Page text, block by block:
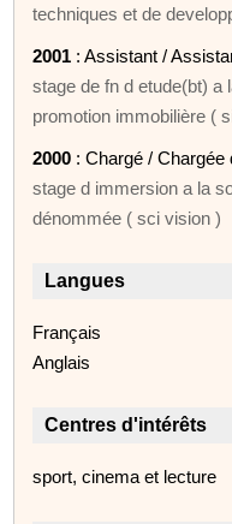
techniques et de
2001 : Assistant /
stage de fn d etude(bt) a
promotion immobilière (
2000 : Chargé /
stage d immersion a la
dénommée ( sci vision )
Langues
Français
Anglais
Centres d'intérêts
sport, cinema et lecture